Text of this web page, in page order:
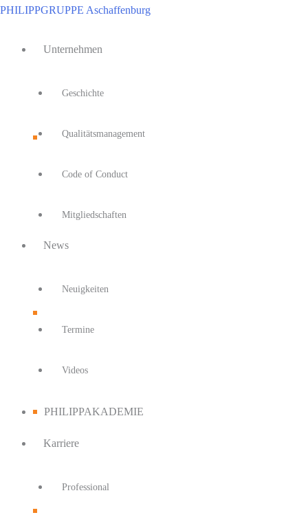
Zum
springen
PHILIPPGRUPPE Aschaffenburg
Unternehmen
Geschichte
Qualitätsmanagement
Code of Conduct
Mitgliedschaften
News
Neuigkeiten
Termine
Videos
PHILIPPAKADEMIE
Karriere
Professional